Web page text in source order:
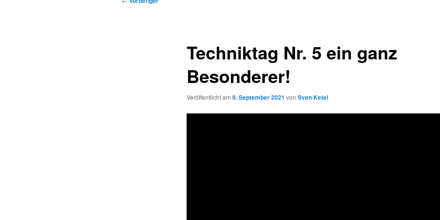
Techniktag Nr. 5 ein ganz
Besonderer!
Veröffentlicht am 9. September 2021 von Sven Ketel